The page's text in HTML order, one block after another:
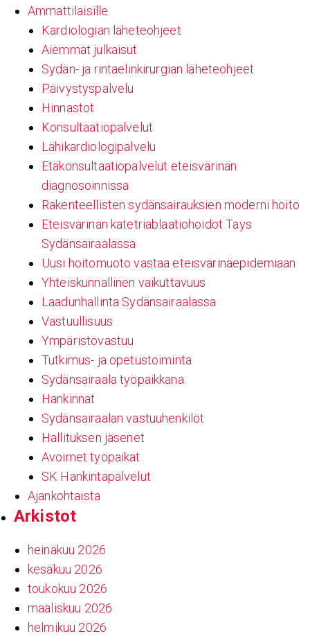
Ammattilaisille
Kardiologian läheteohjeet
Aiemmat julkaisut
Sydän- ja rintaelinkirurgian läheteohjeet
Päivystyspalvelu
Hinnastot
Konsultaatiopalvelut
Lähikardiologipalvelu
Etäkonsultaatiopalvelut eteisvärinän
diagnosoinnissa
Rakenteellisten sydänsairauksien moderni hoito
Eteisvärinän katetriablaatiohoidot Tays
Sydänsairaalassa
Uusi hoitomuoto vastaa eteisvärinäepidemiaan
Yhteiskunnallinen vaikuttavuus
Laadunhallinta Sydänsairaalassa
Vastuullisuus
Ympäristövastuu
Tutkimus- ja opetustoiminta
Sydänsairaala työpaikkana
Hankinnat
Sydänsairaalan vastuuhenkilöt
Hallituksen jäsenet
Avoimet työpaikat
SK Hankintapalvelut
Ajankohtaista
Arkistot
heinäkuu 2026
kesäkuu 2026
toukokuu 2026
maaliskuu 2026
helmikuu 2026